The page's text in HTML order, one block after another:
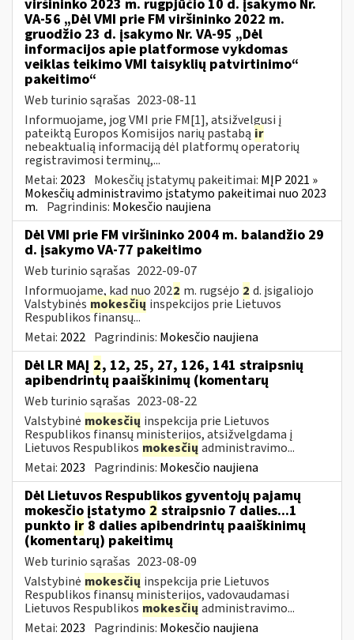
viršininko 2023 m. rugpjūčio 10 d. įsakymo Nr.
VA-56 „Dėl VMI prie FM viršininko 2022 m.
gruodžio 23 d. įsakymo Nr. VA-95 „Dėl
informacijos apie platformose vykdomas
veiklas teikimo VMI taisyklių patvirtinimo“
pakeitimo“
Web turinio sąrašas 2023-08-11
Informuojame, jog VMI prie FM[1], atsižvelgusi į
pateiktą Europos Komisijos narių pastabą ir
nebeaktualią informaciją dėl platformų operatorių
registravimosi terminų,...
Metai: 2023 Mokesčių įstatymų pakeitimai: MĮP 2021 »
Mokesčių administravimo įstatymo pakeitimai nuo 2023
m. Pagrindinis: Mokesčio naujiena
Dėl VMI prie FM viršininko 2004 m. balandžio 29
d. įsakymo VA-77 pakeitimo
Web turinio sąrašas 2022-09-07
Informuojame, kad nuo 2022 m. rugsėjo 2 d. įsigaliojo
Valstybinės mokesčių inspekcijos prie Lietuvos
Respublikos finansų...
Metai: 2022 Pagrindinis: Mokesčio naujiena
Dėl LR MAĮ 2, 12, 25, 27, 126, 141 straipsnių
apibendrintų paaiškinimų (komentarų
Web turinio sąrašas 2023-08-22
Valstybinė mokesčių inspekcija prie Lietuvos
Respublikos finansų ministerijos, atsižvelgdama į
Lietuvos Respublikos mokesčių administravimo...
Metai: 2023 Pagrindinis: Mokesčio naujiena
Dėl Lietuvos Respublikos gyventojų pajamų
mokesčio įstatymo 2 straipsnio 7 dalies...1
punkto ir 8 dalies apibendrintų paaiškinimų
(komentarų) pakeitimų
Web turinio sąrašas 2023-08-09
Valstybinė mokesčių inspekcija prie Lietuvos
Respublikos finansų ministerijos, vadovaudamasi
Lietuvos Respublikos mokesčių administravimo...
Metai: 2023 Pagrindinis: Mokesčio naujiena